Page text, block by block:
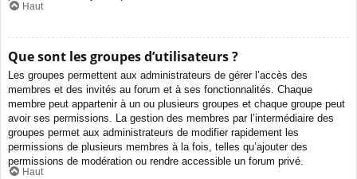
Haut
Que sont les groupes d’utilisateurs ?
Les groupes permettent aux administrateurs de gérer l’accès des
membres et des invités au forum et à ses fonctionnalités. Chaque
membre peut appartenir à un ou plusieurs groupes et chaque groupe peut
avoir ses permissions. La gestion des membres par l’intermédiaire des
groupes permet aux administrateurs de modifier rapidement les
permissions de plusieurs membres à la fois, telles qu’ajouter des
permissions de modération ou rendre accessible un forum privé.
Haut